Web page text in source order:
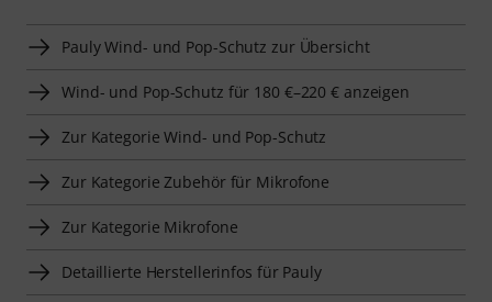
Pauly Wind- und Pop-Schutz zur Übersicht
Wind- und Pop-Schutz für 180 €–220 € anzeigen
Zur Kategorie Wind- und Pop-Schutz
Zur Kategorie Zubehör für Mikrofone
Zur Kategorie Mikrofone
Detaillierte Herstellerinfos für Pauly